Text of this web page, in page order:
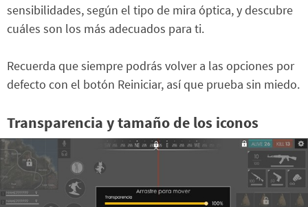
sensibilidades, según el tipo de mira óptica, y descubre
cuáles son los más adecuados para ti.
Recuerda que siempre podrás volver a las opciones por
defecto con el botón Reiniciar, así que prueba sin miedo.
Transparencia y tamaño de los iconos